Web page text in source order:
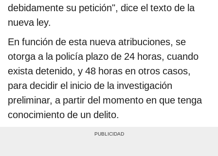
debidamente su petición", dice el texto de la
nueva ley.
En función de esta nueva atribuciones, se
otorga a la policía plazo de 24 horas, cuando
exista detenido, y 48 horas en otros casos,
para decidir el inicio de la investigación
preliminar, a partir del momento en que tenga
conocimiento de un delito.